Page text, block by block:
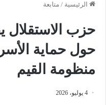
الرئيسية / متابعة
حزب الاستقلال
حول حماية
منظومة القيم
4 يوليو، 2026